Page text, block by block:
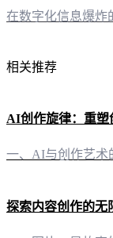
相关推荐
AI创作旋律：重塑
探索内容创作的